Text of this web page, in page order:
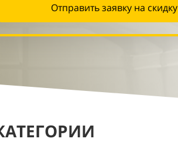
Отправить заявку на скидку